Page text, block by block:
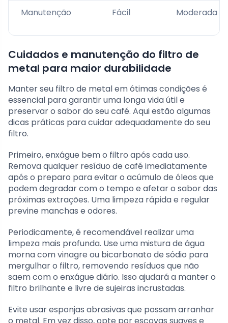
Manutenção Fácil Moderada
Cuidados e manutenção do filtro de
metal para maior durabilidade
Manter seu filtro de metal em ótimas condições é
essencial para garantir uma longa vida útil e
preservar o sabor do seu café. Aqui estão algumas
dicas práticas para cuidar adequadamente do seu
filtro.
Primeiro, enxágue bem o filtro após cada uso.
Remova qualquer resíduo de café imediatamente
após o preparo para evitar o acúmulo de óleos que
podem degradar com o tempo e afetar o sabor das
próximas extrações. Uma limpeza rápida e regular
previne manchas e odores.
Periodicamente, é recomendável realizar uma
limpeza mais profunda. Use uma mistura de água
morna com vinagre ou bicarbonato de sódio para
mergulhar o filtro, removendo resíduos que não
saem com o enxágue diário. Isso ajudará a manter o
filtro brilhante e livre de sujeiras incrustadas.
Evite usar esponjas abrasivas que possam arranhar